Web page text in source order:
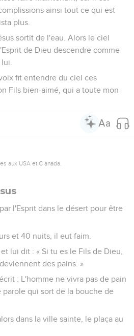
ainsi tout ce qui est
plus.
sortit de l'eau. Alors le ciel
de Dieu descendre comme
fit entendre du ciel ces
Fils bien-aimé, qui a toute mon
aux USA et C anada.
l'Esprit dans le désert pour être
et 40 nuits, il eut faim.
lui dit : « Si tu es le Fils de Dieu,
des pains. »
: L'homme ne vivra pas de pain
qui sort de la bouche de
dans la ville sainte, le plaça au